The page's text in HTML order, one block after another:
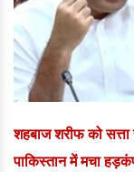
शहबाज शरीफ को
पाकिस्तान में मचा